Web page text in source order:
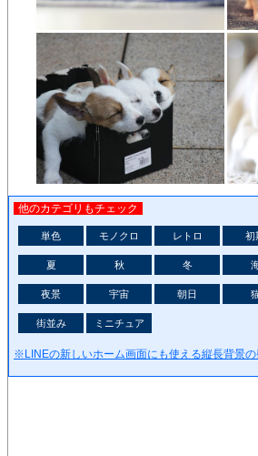
他のカテゴリもチェック
単色 モノクロ レトロ 初
夏 秋 冬
夜景 宇宙 朝日
街並み ミニチュア
※LINEの新しいホーム画面にも使える縦長背景